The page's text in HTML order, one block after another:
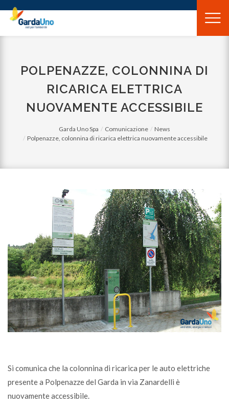
Gardauno
Spa
POLPENAZZE, COLONNINA DI
RICARICA ELETTRICA
NUOVAMENTE ACCESSIBILE
Garda Uno Spa Comunicazione
News
Polpenazze, colonnina di ricarica elettrica nuovamente accessibile
Si comunica che la colonnina di ricarica per le auto elettriche
presente a Polpenazze del Garda in via Zanardelli è
nuovamente accessibile.